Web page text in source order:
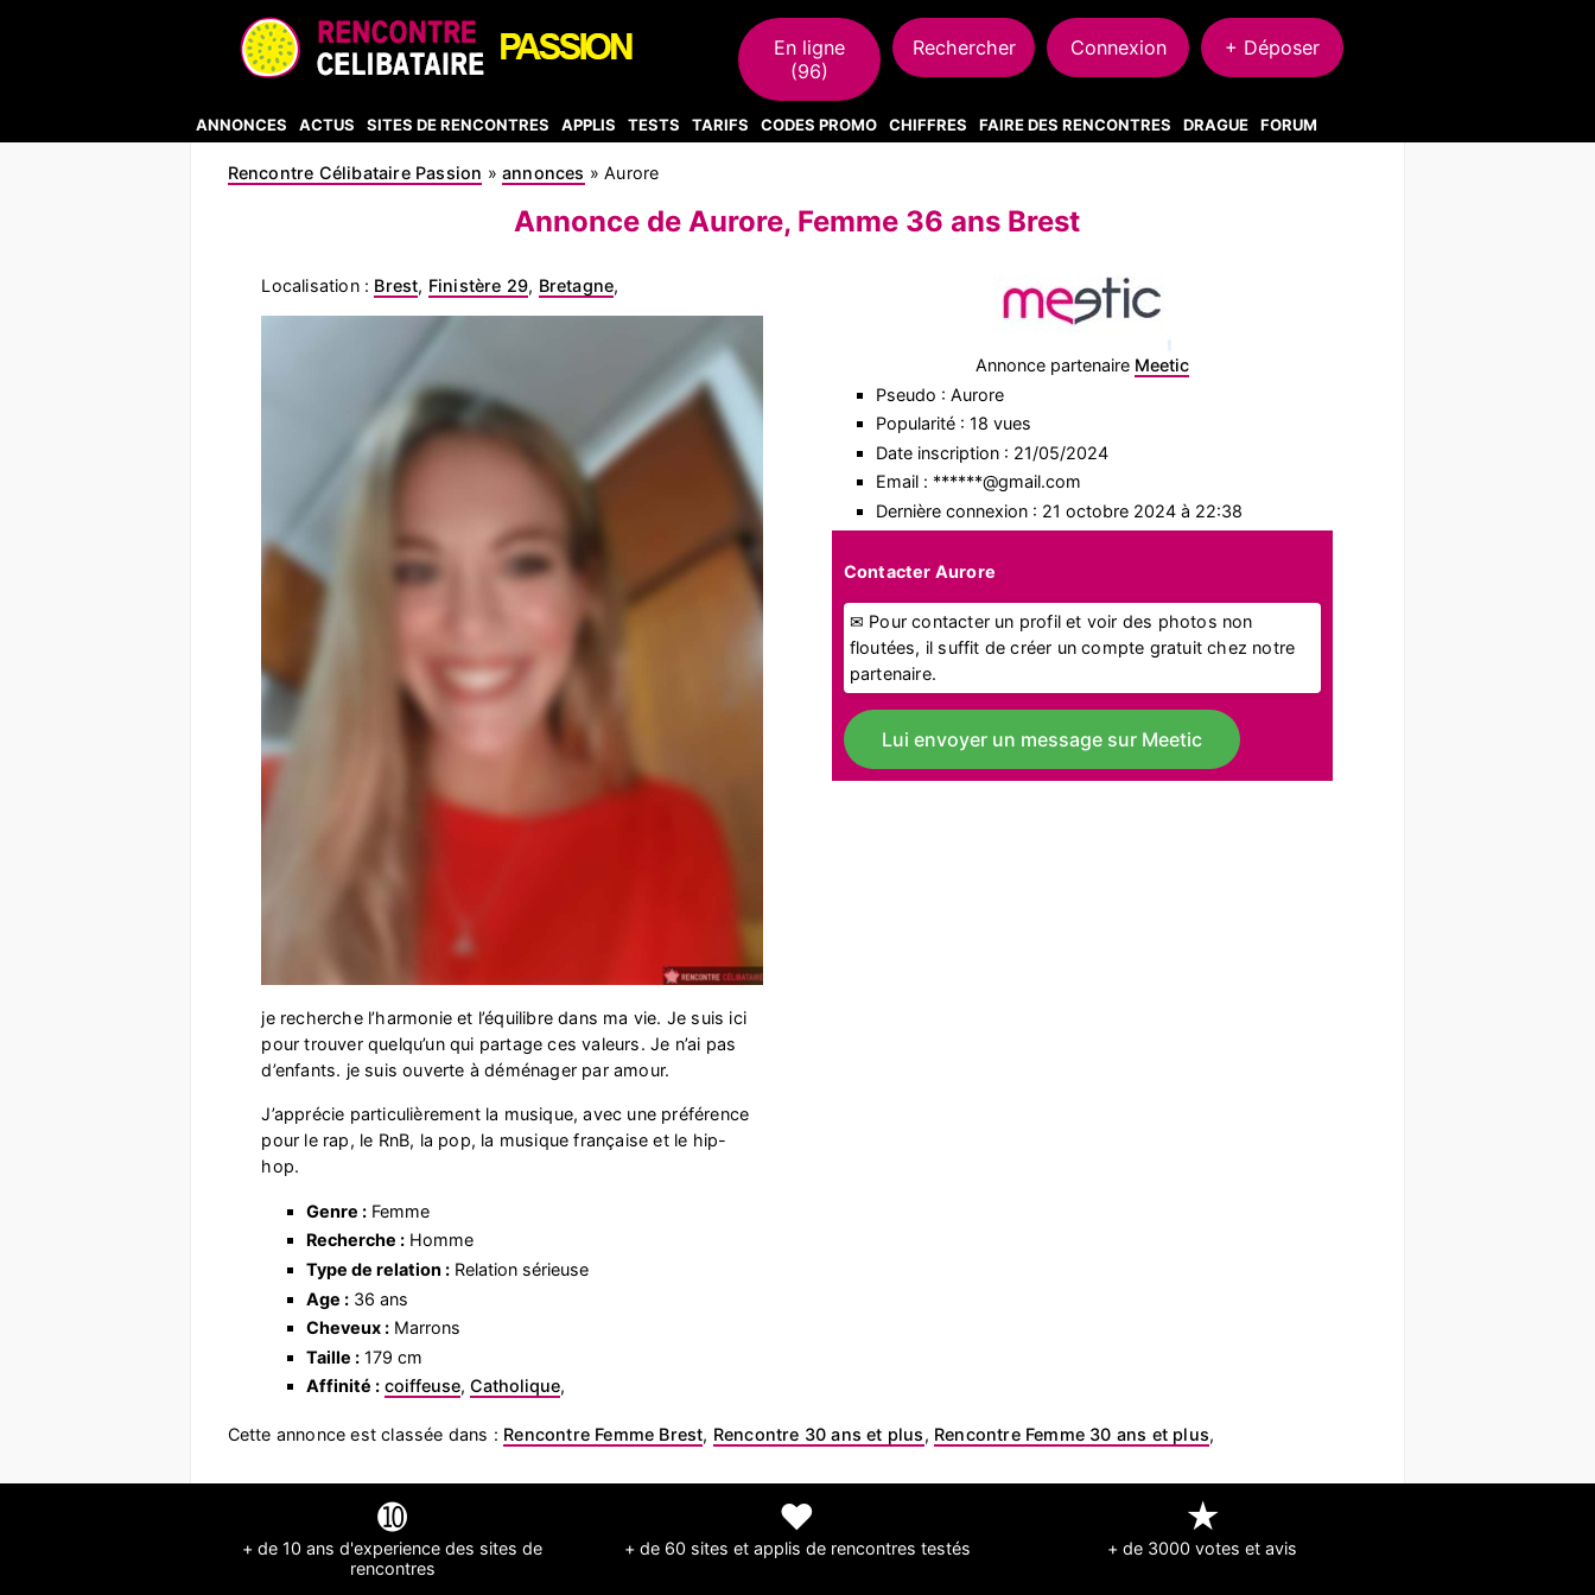
En ligne
(96)
Rechercher Connexion + Déposer
ANNONCES ACTUS SITES DE RENCONTRES APPLIS TESTS TARIFS CODES PROMO CHIFFRES FAIRE DES RENCONTRES DRAGUE FORUM
Rencontre Célibataire Passion »annonces »Aurore
Annonce de Aurore, Femme 36 ans Brest
Localisation : Brest, Finistère 29, Bretagne,
je recherche l’harmonie et l’équilibre dans ma vie. Je suis ici
pour trouver quelqu’un qui partage ces valeurs. Je n’ai pas
d’enfants. je suis ouverte à déménager par amour.
J’apprécie particulièrement la musique, avec une préférence
pour le rap, le RnB, la pop, la musique française et le hip-
hop.
Genre :Femme
Recherche :Homme
Type de relation :Relation sérieuse
Age :36 ans
Cheveux :Marrons
Taille :179 cm
Affinité : coiffeuse, Catholique,
Annonce partenaire Meetic
Pseudo : Aurore
Popularité : 18 vues
Date inscription : 21/05/2024
Email : ******@gmail.com
Dernière connexion : 21 octobre 2024 à 22:38
Contacter Aurore
✉ Pour contacter un profil et voir des photos non
floutées, il suffit de créer un compte gratuit chez notre
partenaire.
Lui envoyer un message sur Meetic
Cette annonce est classée dans : Rencontre Femme Brest, Rencontre 30 ans et plus, Rencontre Femme 30 ans et plus,
➓
+ de 10 ans d'experience des sites de
rencontres
❤
+ de 60 sites et applis de rencontres testés
★
+ de 3000 votes et avis